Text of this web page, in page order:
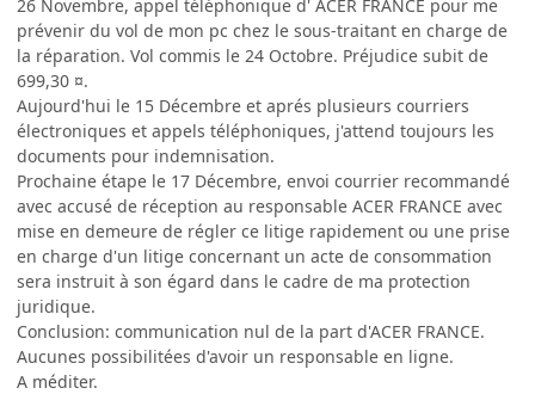
26 Novembre, appel téléphonique d' ACER FRANCE pour me
prévenir du vol de mon pc chez le sous-traitant en charge de
la réparation. Vol commis le 24 Octobre. Préjudice subit de
699,30 ¤.
Aujourd'hui le 15 Décembre et aprés plusieurs courriers
électroniques et appels téléphoniques, j'attend toujours les
documents pour indemnisation.
Prochaine étape le 17 Décembre, envoi courrier recommandé
avec accusé de réception au responsable ACER FRANCE avec
mise en demeure de régler ce litige rapidement ou une prise
en charge d'un litige concernant un acte de consommation
sera instruit à son égard dans le cadre de ma protection
juridique.
Conclusion: communication nul de la part d'ACER FRANCE.
Aucunes possibilitées d'avoir un responsable en ligne.
A méditer.